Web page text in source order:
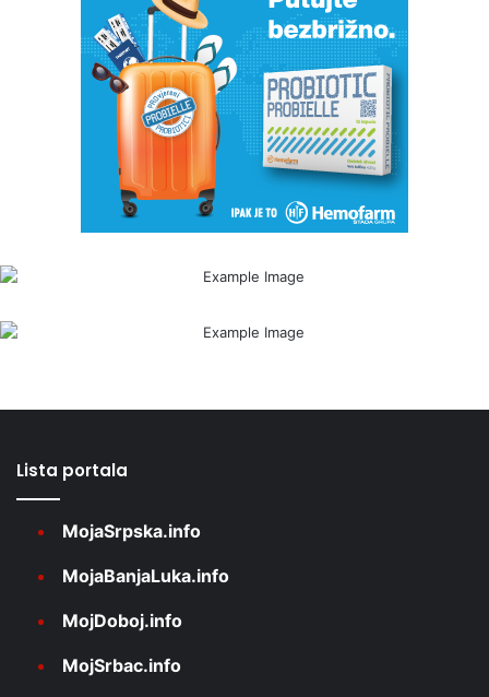
Lista portala
MojaSrpska.info
MojaBanjaLuka.info
MojDoboj.info
MojSrbac.info